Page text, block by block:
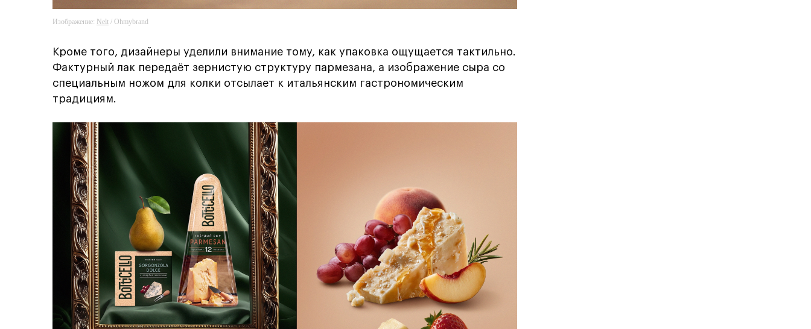
Изображение: Nelt / Ohmybrand
Кроме того, дизайнеры уделили внимание тому, как упаковка ощущается тактильно.
Фактурный лак передаёт зернистую структуру пармезана, а изображение сыра со
специальным ножом для колки отсылает к итальянским гастрономическим
традициям.